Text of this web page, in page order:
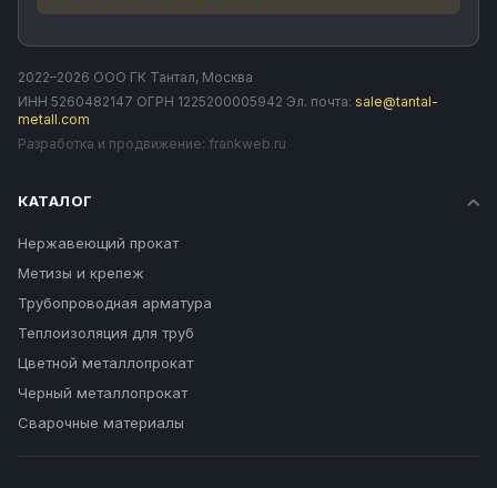
2022–2026 ООО ГК Тантал, Москва
ИНН 5260482147 ОГРН 1225200005942 Эл. почта: sale@tantal-
metall.com
Разработка и продвижение: frankweb.ru
КАТАЛОГ
Нержавеющий прокат
Метизы и крепеж
Трубопроводная арматура
Теплоизоляция для труб
Цветной металлопрокат
Черный металлопрокат
Сварочные материалы